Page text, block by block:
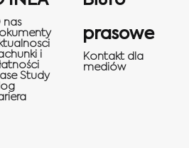
nas
i
Study
prasowe
Kontakt dla
mediów